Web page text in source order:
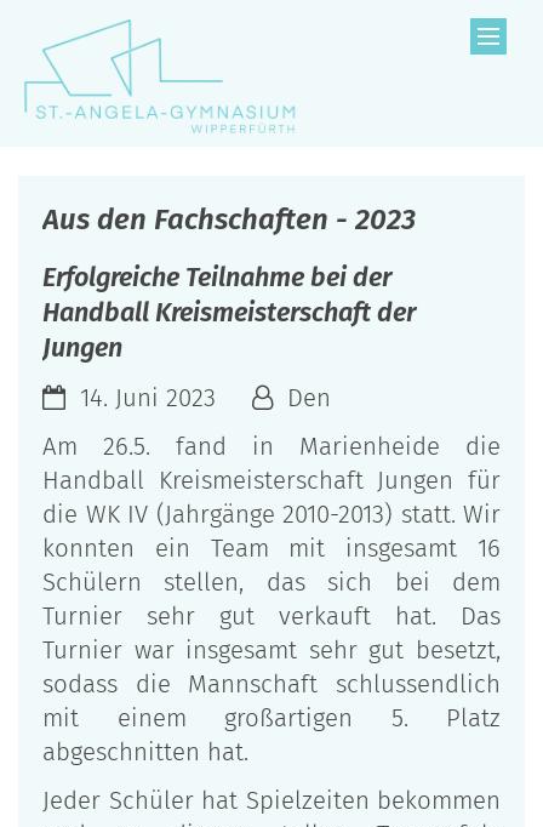
Zum Inhalt springen
Aus den Fachschaften - 2023
Erfolgreiche Teilnahme bei der
Handball Kreismeisterschaft der
Jungen
14. Juni 2023
Den
Am 26.5. fand in Marienheide die
Handball Kreismeisterschaft Jungen für
die WK IV (Jahrgänge 2010-2013) statt. Wir
konnten ein Team mit insgesamt 16
Schülern stellen, das sich bei dem
Turnier sehr gut verkauft hat. Das
Turnier war insgesamt sehr gut besetzt,
sodass die Mannschaft schlussendlich
mit einem großartigen 5. Platz
abgeschnitten hat.
Jeder Schüler hat Spielzeiten bekommen